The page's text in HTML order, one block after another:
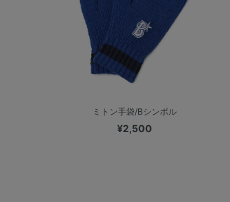
ミトン手袋/Bシンボル
¥2,500